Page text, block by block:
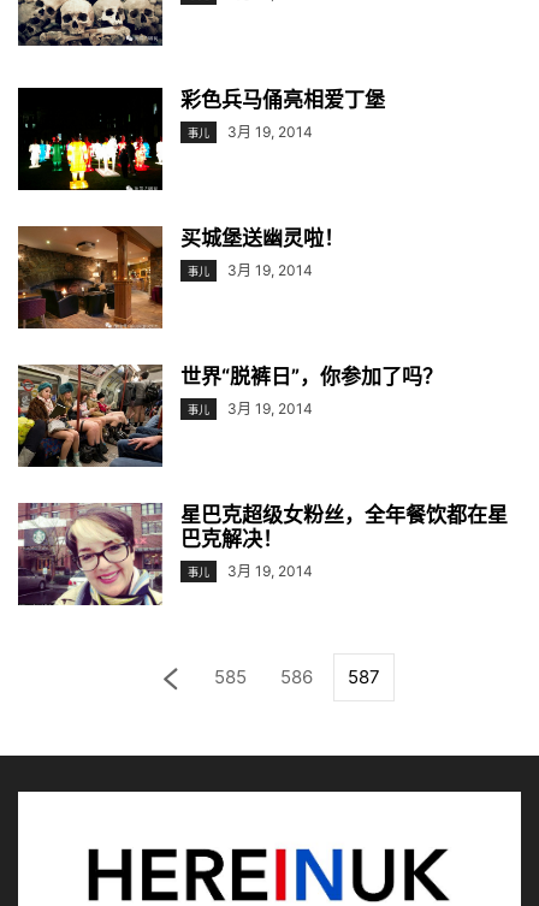
彩色兵马俑亮相爱丁堡
事儿 3月 19, 2014
买城堡送幽灵啦！
事儿 3月 19, 2014
世界“脱裤日”，你参加了吗？
事儿 3月 19, 2014
星巴克超级女粉丝，全年餐饮都在星
巴克解决！
事儿 3月 19, 2014
585 586 587